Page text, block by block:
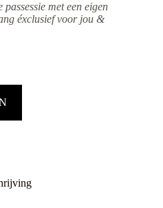
met een eigen
éxclusief voor jou &